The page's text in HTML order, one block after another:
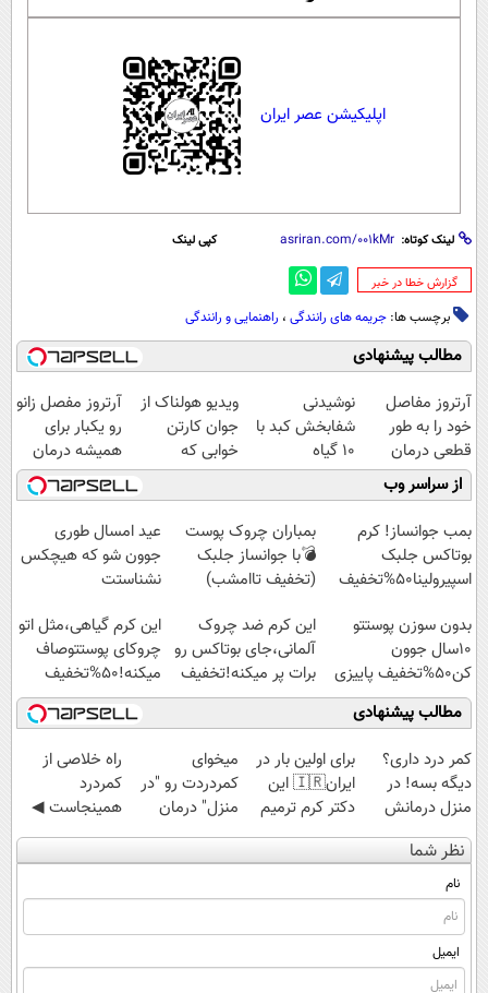
اپلیکیشن عصر ایران
لینک کوتاه: کپی لینک
‌گزارش خطا در خبر
برچسب ها: جریمه های رانندگی ، راهنمایی و رانندگی
مطالب پیشنهادی
آرتروز مفاصل
خود را به طور
قطعی درمان
کنید!
◗پرسش‌نامه◖
نوشیدنی
شفابخش کبد با
10 گیاه
موثر(تخفیف تا
امشب)
ویدیو هولناک از
جوان کارتن
خوابی که
میلیاردر شد.
آموزش رایگان
آرتروز مفصل زانو
رو یکبار برای
همیشه درمان
کن!
◗پرسش‌نامه◖
از سراسر وب
بمب جوانساز! کرم
بوتاکس جلبک
اسپیرولینا50%تخفیف
بمباران چروک پوست
💣با جوانساز جلبک
(تخفیف تاامشب)
عید امسال طوری
جوون شو که هیچکس
نشناستت
بدون سوزن پوستتو
10سال جوون
کن50%تخفیف پاییزی
این کرم ضد چروک
آلمانی،جای بوتاکس رو
برات پر میکنه!تخفیف
تا امشب
این کرم گیاهی،مثل اتو
چروکای پوستتوصاف
میکنه!50%تخفیف
مطالب پیشنهادی
کمر درد داری؟
دیگه بسه! در
منزل درمانش
کن
(◀پرسش‌نامه)
برای اولین بار در
ایران🇮🇷 این
دکتر کرم ترمیم
کننده 23 روزه
ساخت!
میخوای
کمردردت رو "در
منزل" درمان
کنی؟ (◂فیلم +
◂پرسش‌نامه)
‌راه خلاصی از
کمردرد
همینجاست ◀
فقط کافیه فرم
رو پر کنی!
نظر شما
نام
ایمیل